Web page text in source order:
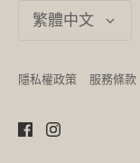
語繁體中文
隱私權政策 服務條款